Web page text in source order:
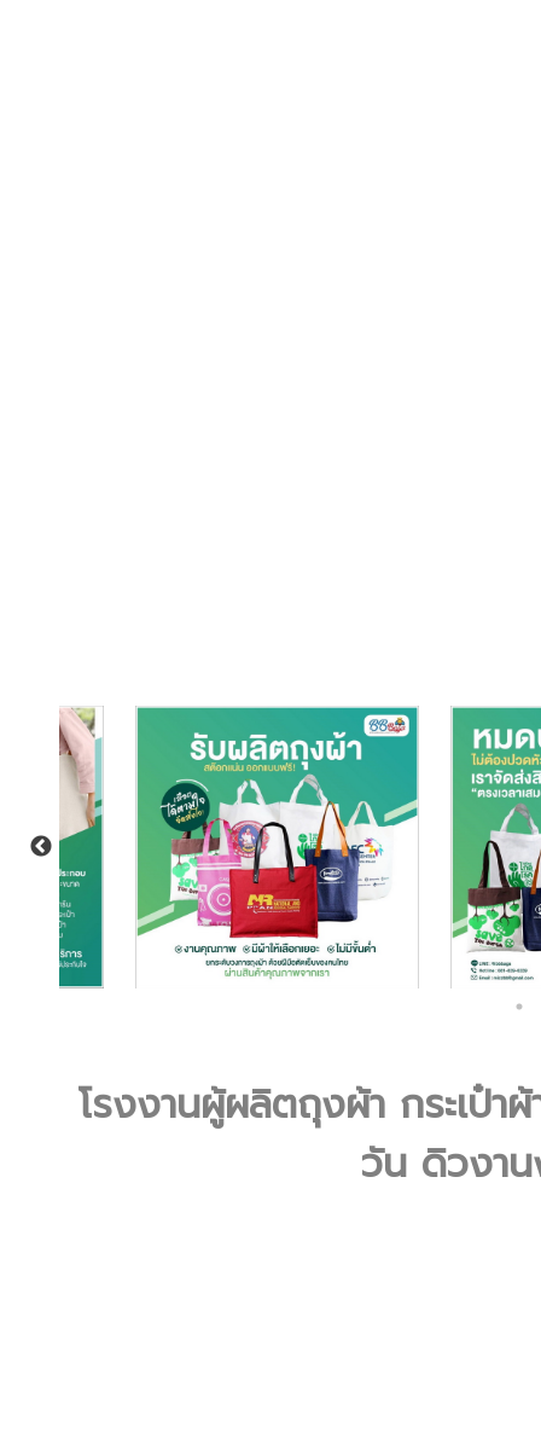
โรงงานผู้ผลิตถุงผ้า กระเป๋า
วัน ดิวงา